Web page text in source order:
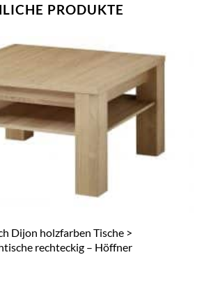
PRODUKTE
Dijon holzfarben Tische >
rechteckig – Höffner